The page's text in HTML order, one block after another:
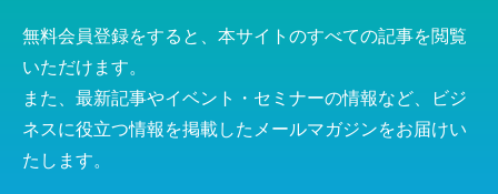
無料会員登録をすると、本サイトのすべての記事を閲覧
いただけます。
また、最新記事やイベント・セミナーの情報など、ビジ
ネスに役立つ情報を掲載したメールマガジンをお届けい
たします。